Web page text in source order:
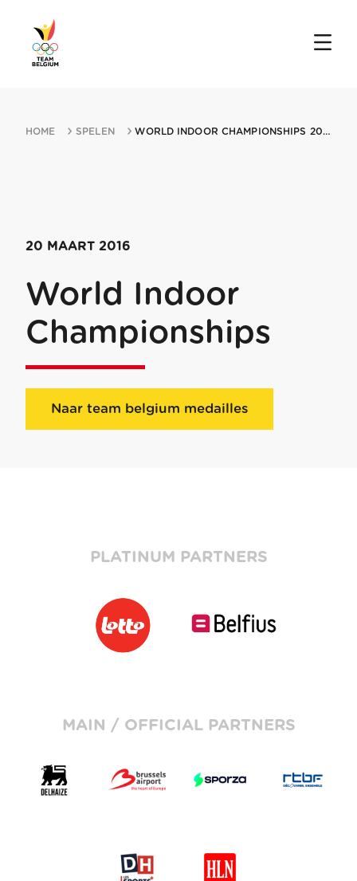
HOME SPELEN WORLD INDOOR CHAMPIONSHIPS 20032016 PORTLAND OR
20 MAART 2016
World Indoor
Championships
Naar team belgium medailles
PLATINUM PARTNERS
MAIN / OFFICIAL PARTNERS